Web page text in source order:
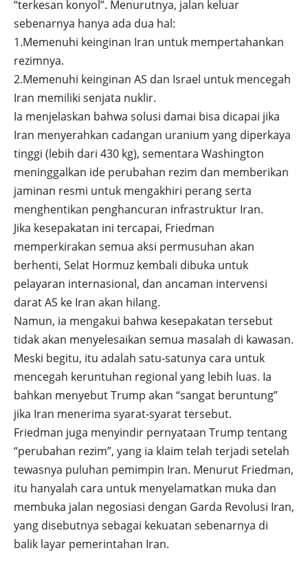
“terkesan konyol”. Menurutnya, jalan keluar
sebenarnya hanya ada dua hal:
1.Memenuhi keinginan Iran untuk mempertahankan
rezimnya.
2.Memenuhi keinginan AS dan Israel untuk mencegah
Iran memiliki senjata nuklir.
Ia menjelaskan bahwa solusi damai bisa dicapai jika
Iran menyerahkan cadangan uranium yang diperkaya
tinggi (lebih dari 430 kg), sementara Washington
meninggalkan ide perubahan rezim dan memberikan
jaminan resmi untuk mengakhiri perang serta
menghentikan penghancuran infrastruktur Iran.
Jika kesepakatan ini tercapai, Friedman
memperkirakan semua aksi permusuhan akan
berhenti, Selat Hormuz kembali dibuka untuk
pelayaran internasional, dan ancaman intervensi
darat AS ke Iran akan hilang.
Namun, ia mengakui bahwa kesepakatan tersebut
tidak akan menyelesaikan semua masalah di kawasan.
Meski begitu, itu adalah satu-satunya cara untuk
mencegah keruntuhan regional yang lebih luas. Ia
bahkan menyebut Trump akan “sangat beruntung”
jika Iran menerima syarat-syarat tersebut.
Friedman juga menyindir pernyataan Trump tentang
“perubahan rezim”, yang ia klaim telah terjadi setelah
tewasnya puluhan pemimpin Iran. Menurut Friedman,
itu hanyalah cara untuk menyelamatkan muka dan
membuka jalan negosiasi dengan Garda Revolusi Iran,
yang disebutnya sebagai kekuatan sebenarnya di
balik layar pemerintahan Iran.